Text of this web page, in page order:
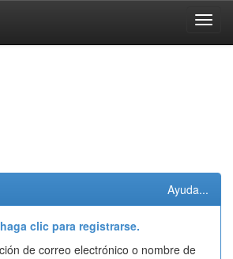
Ayuda...
clic para registrarse.
de correo electrónico o nombre de